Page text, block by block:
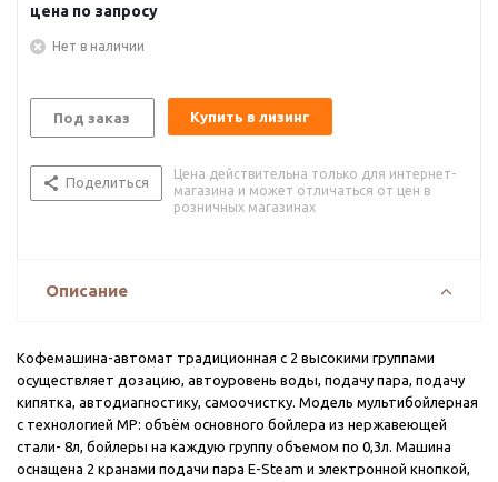
цена по запросу
Нет в наличии
Под заказ Купить в лизинг
Поделиться
Цена действительна только для интернет-
магазина и может отличаться от цен в
розничных магазинах
Описание
Кофемашина-автомат традиционная с 2 высокими группами
осуществляет дозацию, автоуровень воды, подачу пара, подачу
кипятка, автодиагностику, самоочистку. Модель мультибойлерная
с технологией MP: объём основного бойлера из нержавеющей
стали- 8л, бойлеры на каждую группу объемом по 0,3л. Машина
оснащена 2 кранами подачи пара E-Steam и электронной кнопкой,